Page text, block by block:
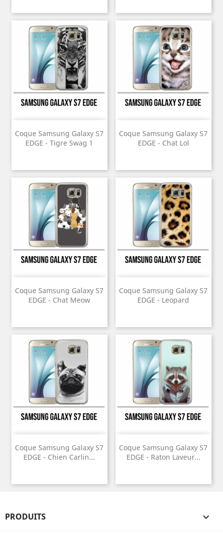
Coque Samsung Galaxy S7
EDGE - Tigre Swag 1
Coque Samsung Galaxy S7
EDGE - Chat Lol
Coque Samsung Galaxy S7
EDGE - Chat Meow
Coque Samsung Galaxy S7
EDGE - Leopard
Coque Samsung Galaxy S7
EDGE - Chien Carlin...
Coque Samsung Galaxy S7
EDGE - Raton Laveur...
PRODUITS 